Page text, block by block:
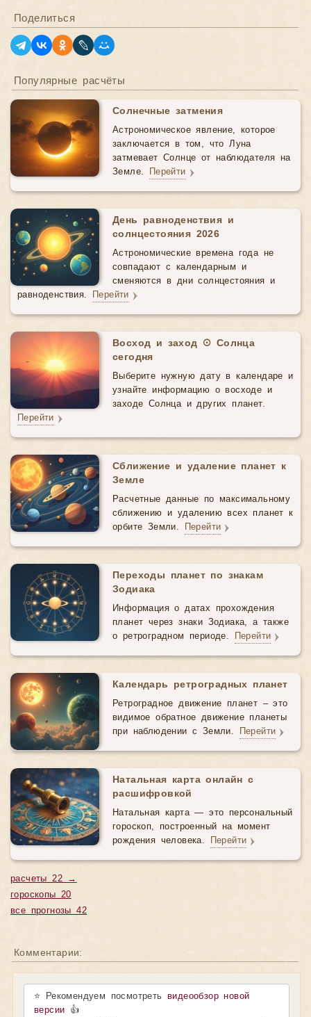
Поделиться
Популярные расчёты
Солнечные затмения
Астрономическое явление, которое
заключается в том, что Луна
затмевает Солнце от наблюдателя на
Земле. Перейти
День равноденствия и
солнцестояния 2026
Астрономические времена года не
совпадают с календарным и
сменяются в дни солнцестояния и
равноденствия. Перейти
Восход и заход ☉ Солнца
сегодня
Выберите нужную дату в календаре и
узнайте информацию о восходе и
заходе Солнца и других планет.
Перейти
Сближение и удаление планет к
Земле
Расчетные данные по максимальному
сближению и удалению всех планет к
орбите Земли. Перейти
Переходы планет по знакам
Зодиака
Информация о датах прохождения
планет через знаки Зодиака, а также
о ретроградном периоде. Перейти
Календарь ретроградных планет
Ретроградное движение планет – это
видимое обратное движение планеты
при наблюдении с Земли. Перейти
Натальная карта онлайн с
расшифровкой
Натальная карта — это персональный
гороскоп, построенный на момент
рождения человека. Перейти
расчеты 22 →
гороскопы 20
все прогнозы 42
Комментарии:
⭐ Рекомендуем посмотретьвидеообзор новой
версии 👍